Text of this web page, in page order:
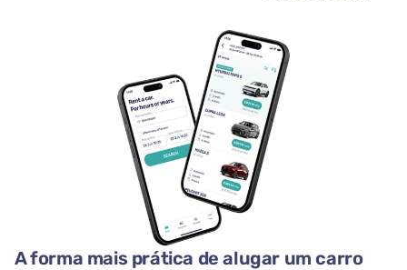
A forma mais prática de alugar um carro